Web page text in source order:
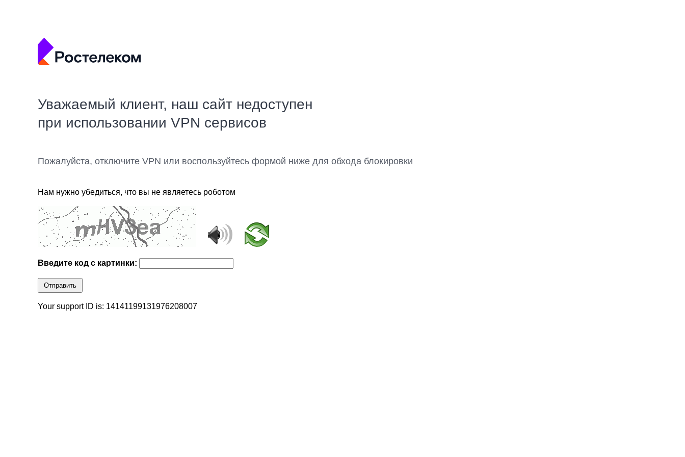
Уважаемый клиент, наш сайт недоступен
при использовании VPN сервисов
Пожалуйста, отключите VPN или воспользуйтесь формой ниже для обхода блокировки
Нам нужно убедиться, что вы не являетесь роботом
Введите код с картинки:
Отправить
Your support ID is: 14141199131976208007